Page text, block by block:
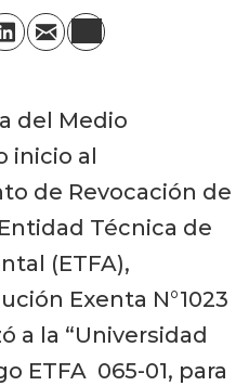
del Medio
inicio al
de Revocación de
Técnica de
(ETFA),
Exenta N°1023
a la “Universidad
ETFA 065-01, para